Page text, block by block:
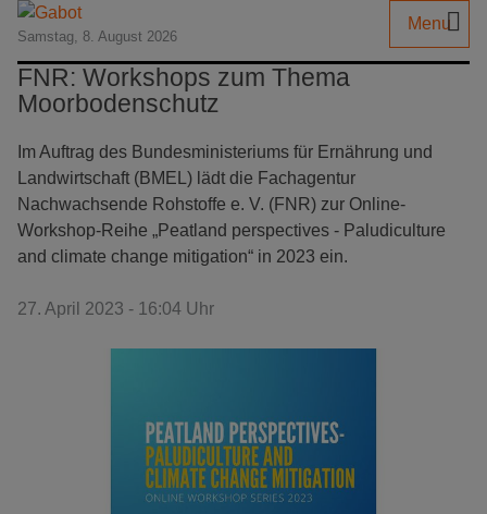
Samstag, 8. August 2026
Menu
FNR: Workshops zum Thema
Moorbodenschutz
Im Auftrag des Bundesministeriums für Ernährung und
Landwirtschaft (BMEL) lädt die Fachagentur
Nachwachsende Rohstoffe e. V. (FNR) zur Online-
Workshop-Reihe „Peatland perspectives - Paludiculture
and climate change mitigation“ in 2023 ein.
27. April 2023 - 16:04 Uhr